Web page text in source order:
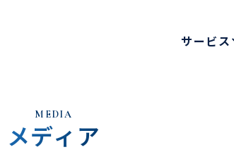
サービス
M EDIA
メディ ア